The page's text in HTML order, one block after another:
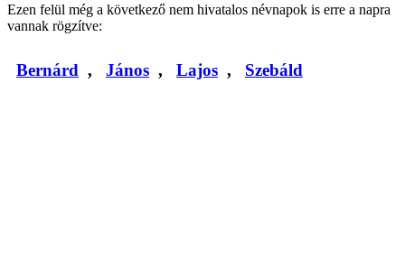
Ezen felül még a következő nem hivatalos névnapok is erre a napra
vannak rögzítve:
Bernárd , János , Lajos , Szebáld